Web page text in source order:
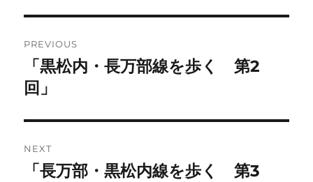
navigation
PREVIOUS
Previous
post:
「黒松内・長万部線を歩く 第2
回」
NEXT
Next
「長万部・黒松内線を歩く 第3